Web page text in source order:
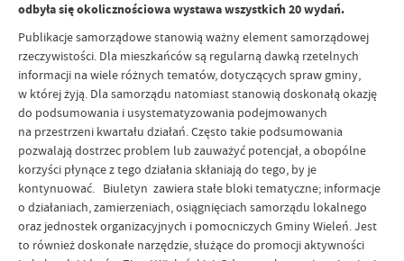
odbyła się okolicznościowa wystawa wszystkich 20 wydań.
Publikacje samorządowe stanowią ważny element samorządowej
rzeczywistości. Dla mieszkańców są regularną dawką rzetelnych
informacji na wiele różnych tematów, dotyczących spraw gminy,
w której żyją. Dla samorządu natomiast stanowią doskonałą okazję
do podsumowania i usystematyzowania podejmowanych
na przestrzeni kwartału działań. Często takie podsumowania
pozwalają dostrzec problem lub zauważyć potencjał, a obopólne
korzyści płynące z tego działania skłaniają do tego, by je
kontynuować. Biuletyn zawiera stałe bloki tematyczne; informacje
o działaniach, zamierzeniach, osiągnięciach samorządu lokalnego
oraz jednostek organizacyjnych i pomocniczych Gminy Wieleń. Jest
to również doskonałe narzędzie, służące do promocji aktywności